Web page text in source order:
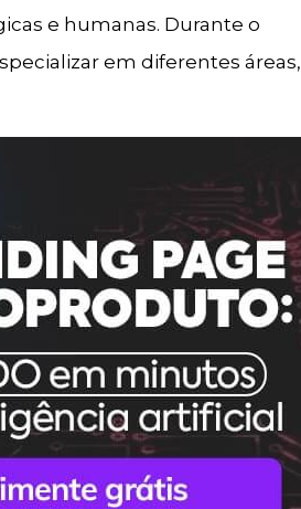
e humanas. Durante o
em diferentes áreas,